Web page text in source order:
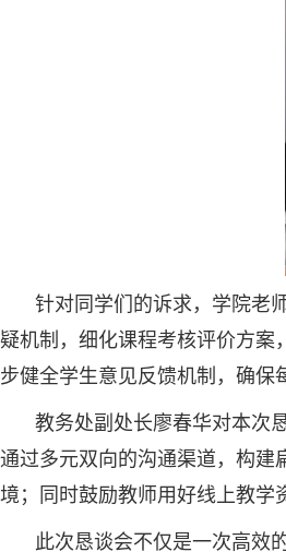
针对同学们的诉求，学院老
疑机制，细化课程考核评价方
步健全学生意见反馈机制，确保
教务处副处长廖春华对本次
通过多元双向的沟通渠道，构建
境；同时鼓励教师用好线上教学
此次恳谈会不仅是一次高效